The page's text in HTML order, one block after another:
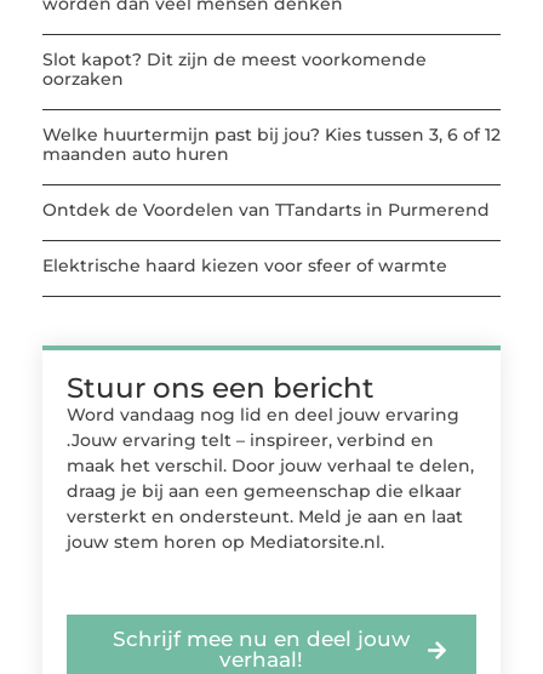
Slot kapot? Dit zijn de meest voorkomende
oorzaken
Welke huurtermijn past bij jou? Kies tussen 3, 6 of 12
maanden auto huren
Ontdek de Voordelen van TTandarts in Purmerend
Elektrische haard kiezen voor sfeer of warmte
Stuur ons een bericht
Word vandaag nog lid en deel jouw ervaring
.Jouw ervaring telt – inspireer, verbind en
maak het verschil. Door jouw verhaal te delen,
draag je bij aan een gemeenschap die elkaar
versterkt en ondersteunt. Meld je aan en laat
jouw stem horen op Mediatorsite.nl.
Schrijf mee nu en deel jouw
verhaal!